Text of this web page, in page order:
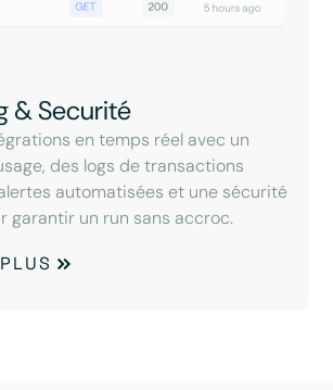
& Securité
en temps réel avec un
des logs de transactions
automatisées et une sécurité
garantir un run sans accroc.